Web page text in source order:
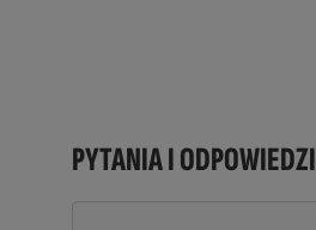
PYTANIA I ODPOWIEDZI